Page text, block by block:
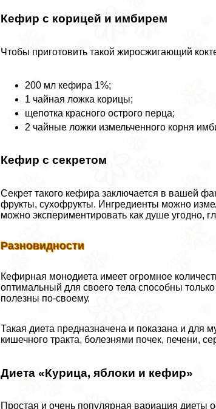
Кефир с корицей и имбирем
Чтобы приготовить такой жиросжигающий
200 мл кефира 1%;
1 чайная ложка корицы;
щепотка красного острого перца;
2 чайные ложки измельченного корня
Кефир с секретом
Секрет такого кефира заключается в вашей
фрукты, сухофрукты. Ингредиенты можно
можно экспериментировать как душе угодно,
Разновидности
Кефирная монодиета имеет огромное
оптимальный для своего тела способны
полезны по-своему.
Такая диета предназначена и показана и для
кишечного тpaкта, болезнями почек, печени,
Диета «Курица, яблоки и кефир»
Простая и очень популярная вариация диеты